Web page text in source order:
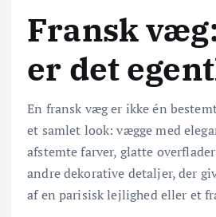
Fransk
er det
En fransk væg er ikke én
et samlet look: vægge med
afstemte farver, glatte
andre dekorative detaljer, der
af en parisisk lejlighed eller et